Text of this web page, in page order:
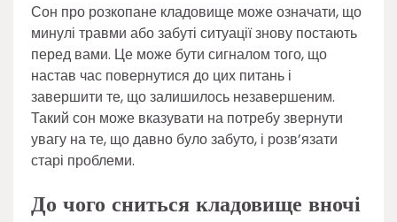
Сон про розкопане кладовище може означати, що
минулі травми або забуті ситуації знову постають
перед вами. Це може бути сигналом того, що
настав час повернутися до цих питань і
завершити те, що залишилось незавершеним.
Такий сон може вказувати на потребу звернути
увагу на те, що давно було забуто, і розв’язати
старі проблеми.
До чого сниться кладовище вночі